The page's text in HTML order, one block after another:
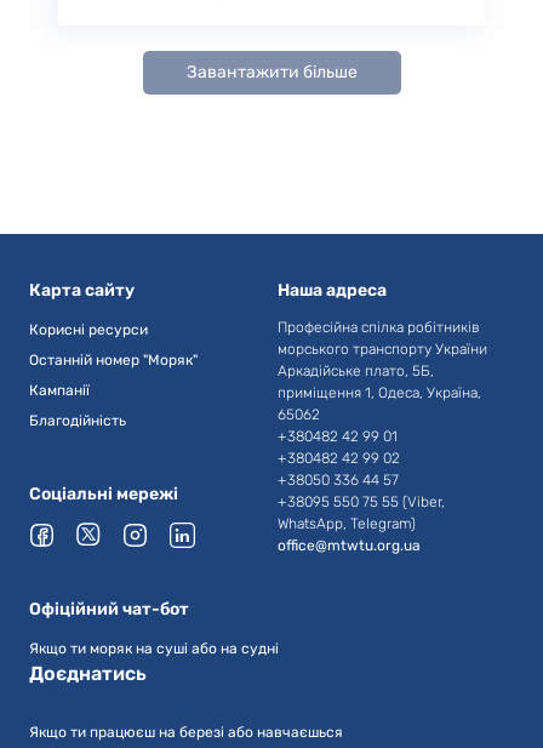
Завантажити більше
Карта сайту
Корисні ресурси
Останній номер "Моряк"
Кампанії
Благодійність
Наша адреса
Професійна спілка робітників
морського транспорту України
Аркадійське плато, 5Б,
приміщення 1, Одеса, Україна,
65062
+380482 42 99 01
+380482 42 99 02
+38050 336 44 57
+38095 550 75 55 (Viber,
WhatsApp, Telegram)
office@mtwtu.org.ua
Соціальні мережі
Офіційний чат-бот
Якщо ти моряк на суші або на судні
Доєднатись
Якщо ти працюєш на березі або навчаєшься